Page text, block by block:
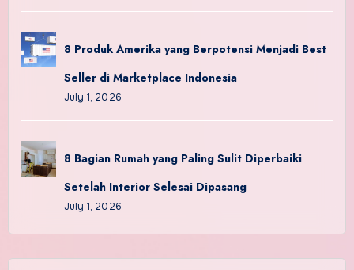
8 Produk Amerika yang Berpotensi Menjadi Best
Seller di Marketplace Indonesia
July 1, 2026
8 Bagian Rumah yang Paling Sulit Diperbaiki
Setelah Interior Selesai Dipasang
July 1, 2026